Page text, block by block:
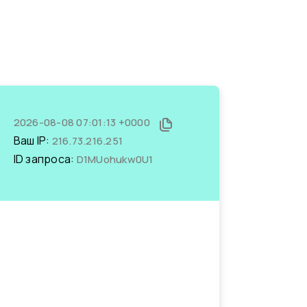
2026-08-08 07:01:13 +0000
Ваш IP: 216.73.216.251
ID запроса: D1MUohukw0U1